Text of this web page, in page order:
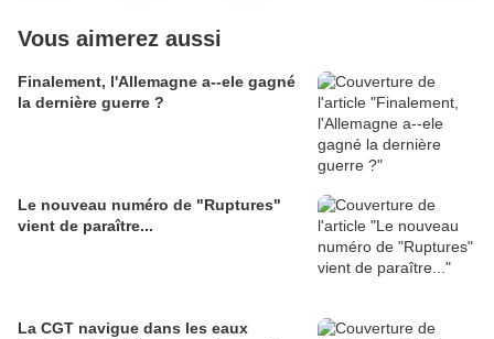
Vous aimerez aussi
Finalement, l'Allemagne a--ele gagné
la dernière guerre ?
Le nouveau numéro de "Ruptures"
vient de paraître...
La CGT navigue dans les eaux